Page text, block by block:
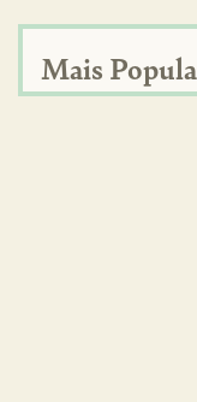
Mais